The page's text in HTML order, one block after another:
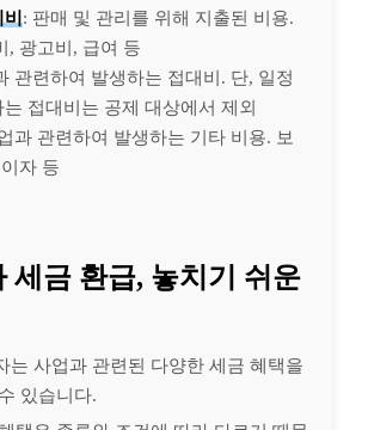
: 판매 및 관리를 위해 지출된 비용.
, 광고비, 급여 등
관련하여 발생하는 접대비. 단, 일정
접대비는 공제 대상에서 제외
과 관련하여 발생하는 기타 비용. 보
자 등
세금 환급, 놓치기 쉬운
는 사업과 관련된 다양한 세금 혜택을
있습니다.